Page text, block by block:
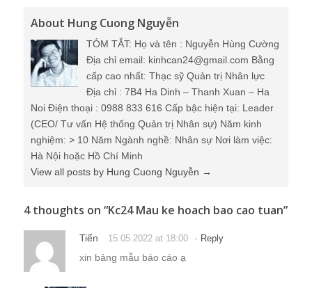
About Hung Cuong Nguyễn
TÓM TẮT: Họ và tên : Nguyễn Hùng Cường
Địa chỉ email: kinhcan24@gmail.com Bằng
cấp cao nhất: Thạc sỹ Quản trị Nhân lực
Địa chỉ : 7B4 Ha Dinh – Thanh Xuan – Ha
Noi Điện thoại : 0988 833 616 Cấp bậc hiện tại: Leader
(CEO/ Tư vấn Hệ thống Quản trị Nhân sự) Năm kinh
nghiệm: > 10 Năm Ngành nghề: Nhân sự Nơi làm việc:
Hà Nội hoặc Hồ Chí Minh
View all posts by Hung Cuong Nguyễn →
4 thoughts on “Kc24 Mau ke hoach bao cao tuan”
Tiến 15.05.2022 at 18:00 - Reply
xin bảng mẫu báo cáo ạ